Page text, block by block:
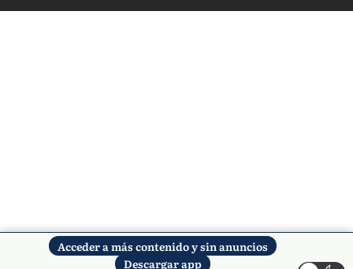
Acceder a más contenido y sin anuncios
Descargar app